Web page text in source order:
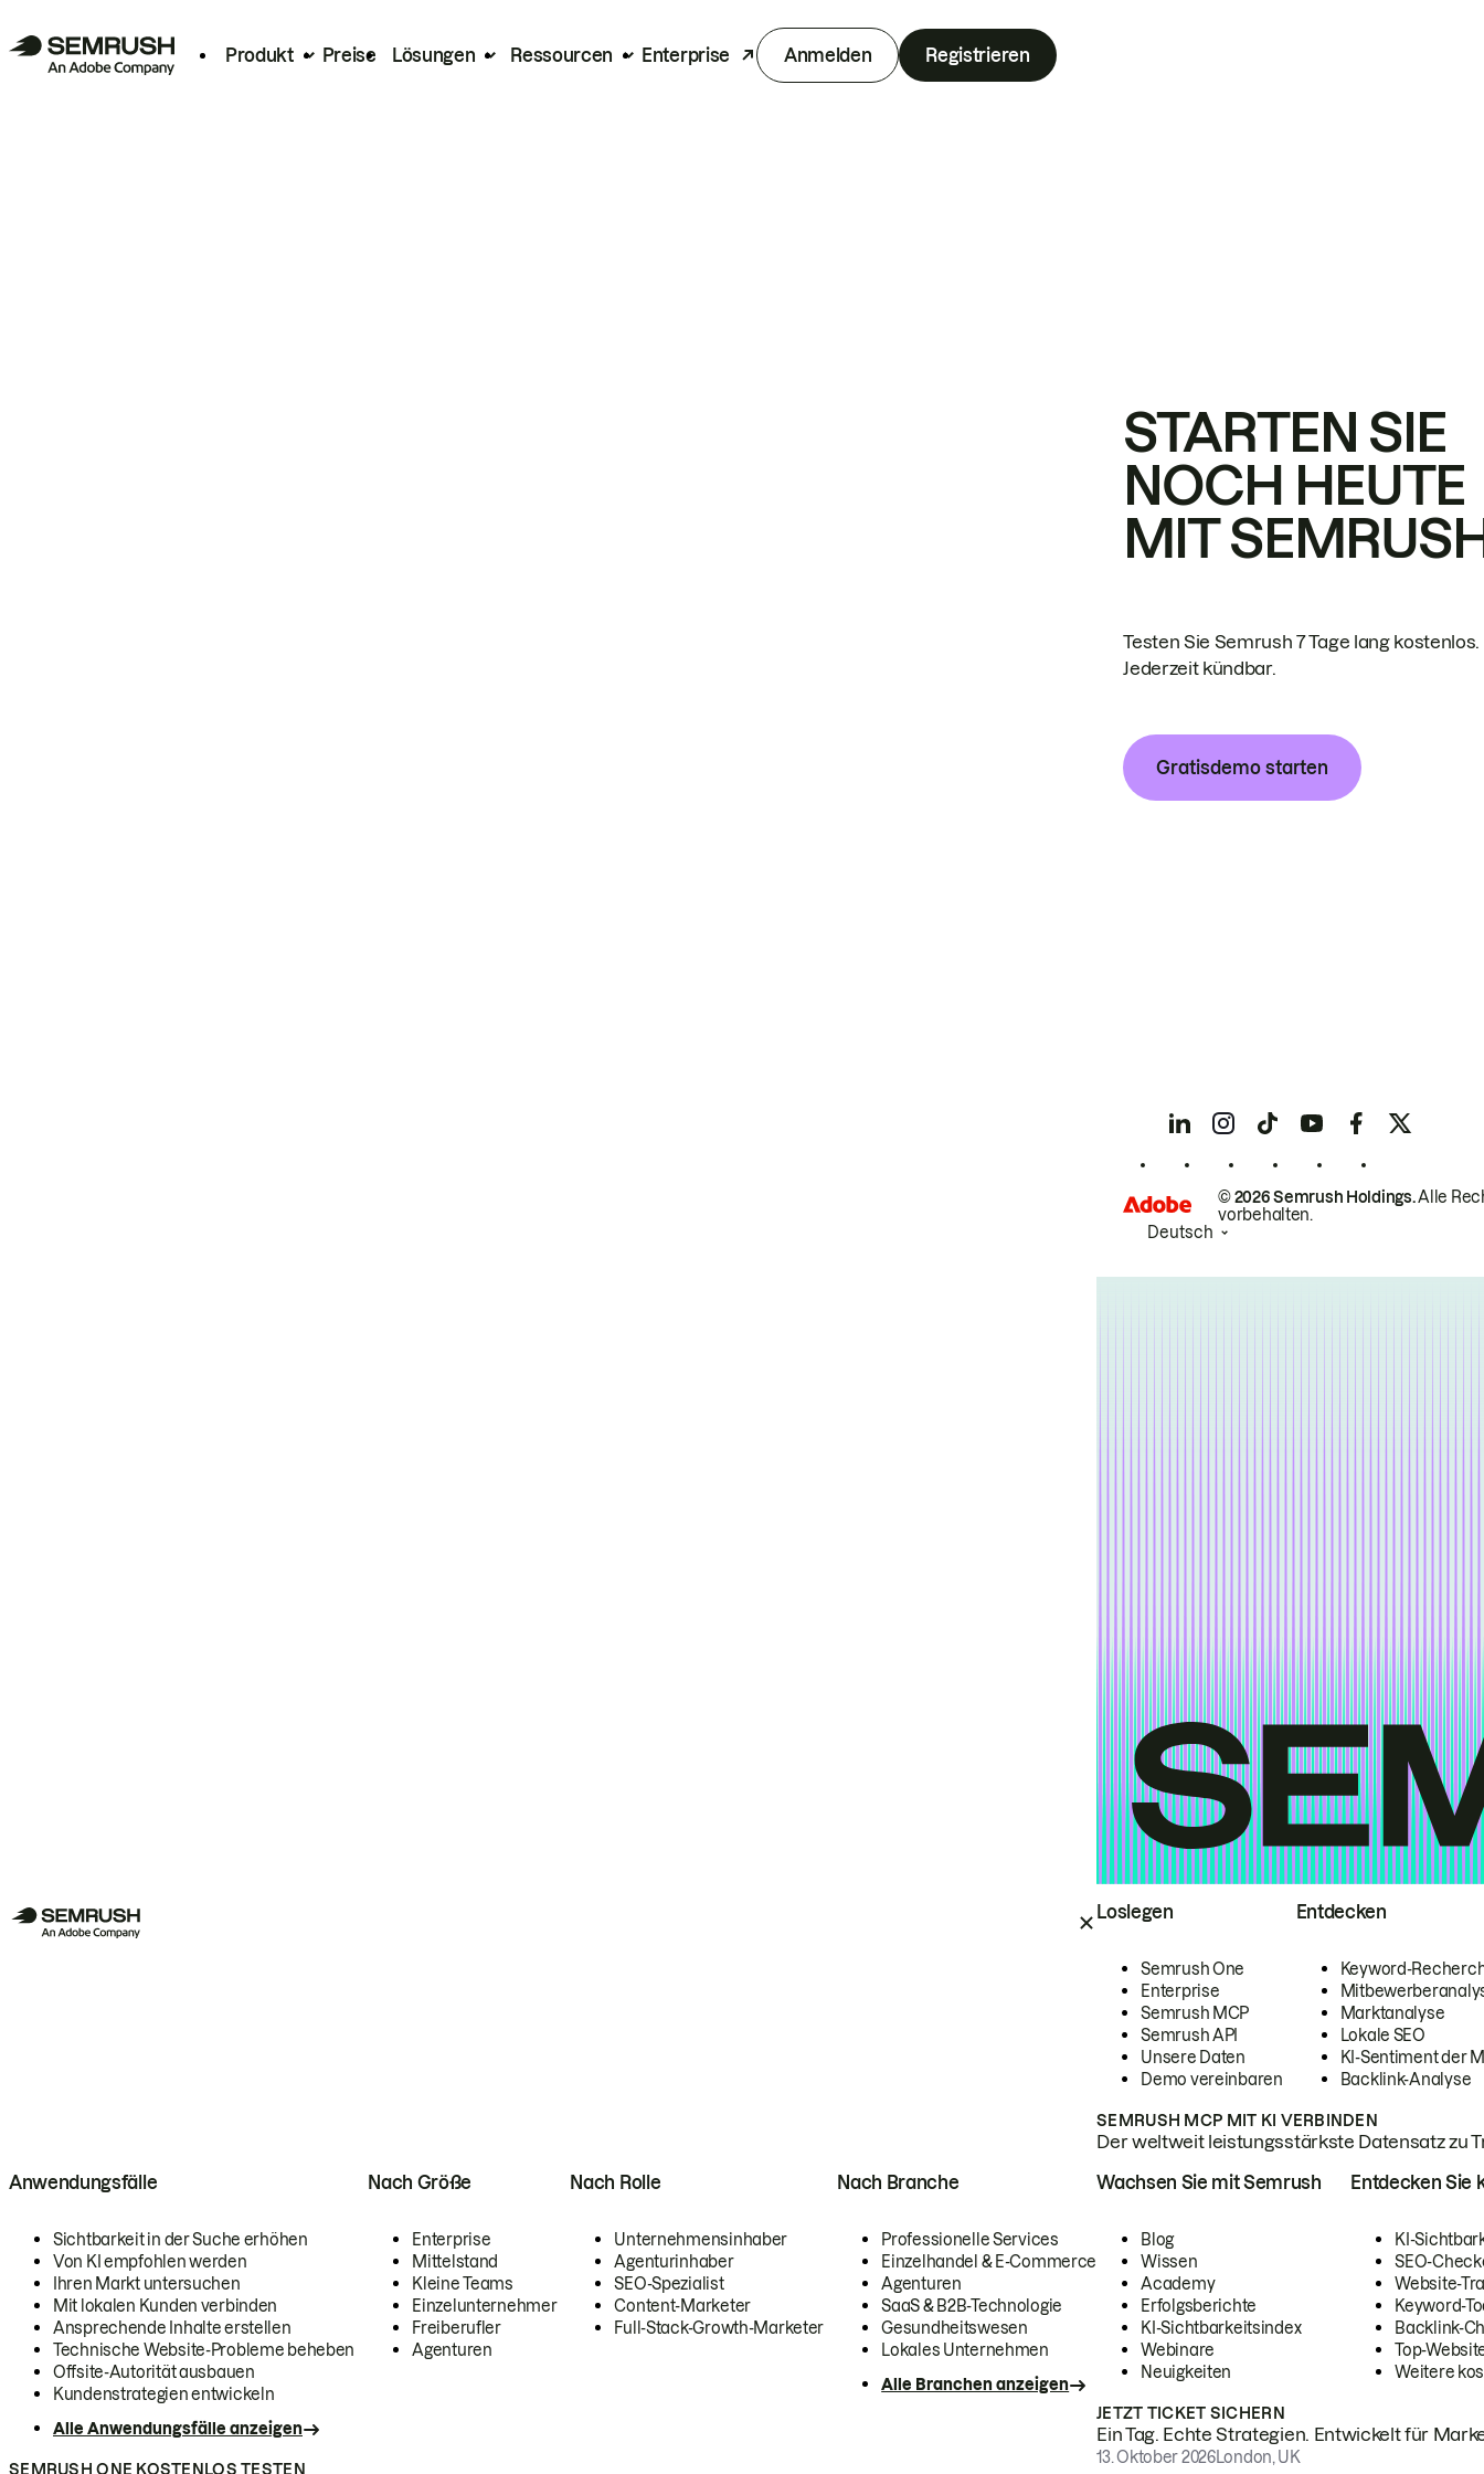
Produkt Preise Lösungen Ressourcen Enterprise Anmelden Registrieren
Loslegen
Semrush One
Enterprise
Semrush MCP
Semrush API
Unsere Daten
Demo vereinbaren
Entdecken
Keyword-
Marktanalyse
Lokale SEO
KI-Sentiment der
Backlink-Analyse
SEMRUSH MCP MIT KI VERBINDEN
Der weltweit leistungsstärkste Datensatz zu
Anwendungsfälle
Sichtbarkeit in der Suche erhöhen
Von KI empfohlen werden
Ihren Markt untersuchen
Mit lokalen Kunden verbinden
Ansprechende Inhalte erstellen
Technische Website-Probleme beheben
Offsite-Autorität ausbauen
Kundenstrategien entwickeln
Alle Anwendungsfälle anzeigen
Nach Größe
Enterprise
Mittelstand
Kleine Teams
Einzelunternehmer
Freiberufler
Agenturen
Nach Rolle
Unternehmensinhaber
Agenturinhaber
SEO-Spezialist
Content-Marketer
Full-Stack-Growth-Marketer
Nach Branche
Professionelle Services
Einzelhandel & E-Commerce
Agenturen
SaaS & B2B-Technologie
Gesundheitswesen
Lokales Unternehmen
Alle Branchen anzeigen
SEMRUSH ONE KOSTENLOS TESTEN
Wachsen Sie mit Semrush
Blog
Wissen
Academy
Erfolgsberichte
KI-Sichtbarkeitsindex
Webinare
Neuigkeiten
Entdecken Sie
KI-
SEO-
Website-
Keyword-
Backlink-
Top-
Weitere
JETZT TICKET SICHERN
Ein Tag. Echte Strategien. Entwickelt für
13. Oktober 2026London, UK
STARTEN SIE
NOCH HEUTE
MIT
Testen Sie Semrush 7 Tage lang kostenlos.
Jederzeit kündbar.
Gratisdemo starten
© 2026 Semrush Holdings.Alle
vorbehalten.
Deutsch